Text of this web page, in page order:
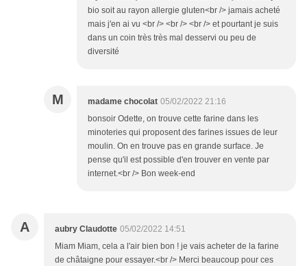
bio soit au rayon allergie gluten<br /> jamais acheté
mais j'en ai vu <br /> <br /> <br /> et pourtant je suis
dans un coin très très mal desservi ou peu de
diversité
M madame chocolat 05/02/2022 21:16
bonsoir Odette, on trouve cette farine dans les
minoteries qui proposent des farines issues de leur
moulin. On en trouve pas en grande surface. Je
pense qu'il est possible d'en trouver en vente par
internet.<br /> Bon week-end
A aubry Claudotte 05/02/2022 14:51
Miam Miam, cela a l'air bien bon ! je vais acheter de la farine
de châtaigne pour essayer.<br /> Merci beaucoup pour ces